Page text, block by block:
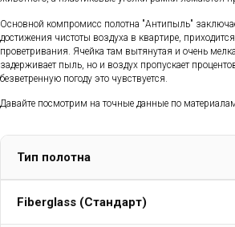
Основной компромисс полотна "Антипыль"
достижения чистоты воздуха в квартире,
проветривания. Ячейка там вытянутая и очень
задерживает пыль, но и воздух пропускает
безветренную погоду это чувствуется.
Давайте посмотрим на точные данные по
Тип полотна
Fiberglass (Стандарт)